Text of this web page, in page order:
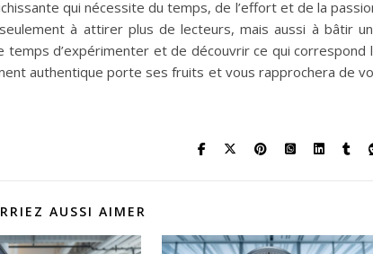
qui nécessite du temps, de l’effort et de la
à attirer plus de lecteurs, mais aussi à bâtir
d’expérimenter et de découvrir ce qui correspond
authentique porte ses fruits et vous rapprochera de
AUSSI AIMER